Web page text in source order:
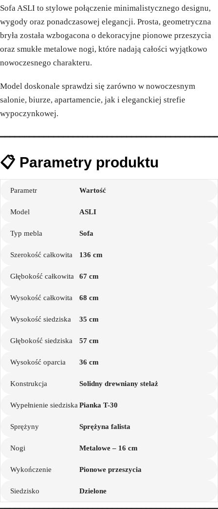
Sofa ASLI to stylowe połączenie minimalistycznego designu,
wygody oraz ponadczasowej elegancji. Prosta, geometryczna
bryła została wzbogacona o dekoracyjne pionowe przeszycia
oraz smukłe metalowe nogi, które nadają całości wyjątkowo
nowoczesnego charakteru.
Model doskonale sprawdzi się zarówno w nowoczesnym
salonie, biurze, apartamencie, jak i eleganckiej strefie
wypoczynkowej.
📋 Parametry produktu
Parametr Wartość
Model ASLI
Typ mebla Sofa
Szerokość całkowita 136 cm
Głębokość całkowita 67 cm
Wysokość całkowita 68 cm
Wysokość siedziska 35 cm
Głębokość siedziska 57 cm
Wysokość oparcia 36 cm
Konstrukcja Solidny drewniany stelaż
Wypełnienie siedziska Pianka T-30
Sprężyny Sprężyna falista
Nogi Metalowe – 16 cm
Wykończenie Pionowe przeszycia
Siedzisko Dzielone